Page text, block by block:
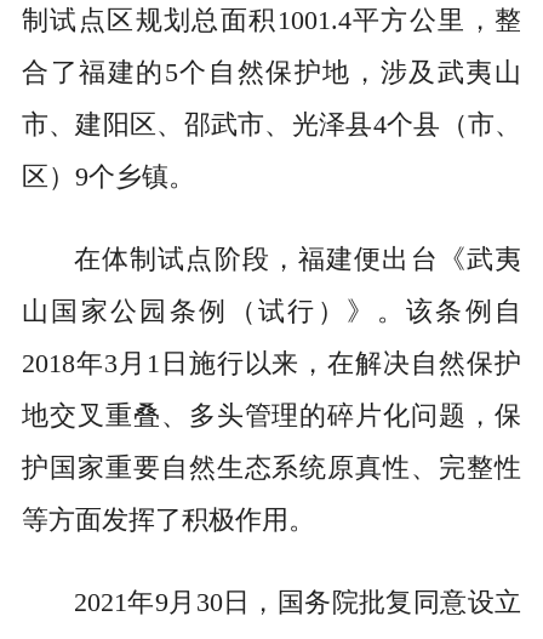
制试点区规划总面积1001.4平方公里，整
合了福建的5个自然保护地，涉及武夷山
市、建阳区、邵武市、光泽县4个县（市、
区）9个乡镇。
在体制试点阶段，福建便出台《武夷
山国家公园条例（试行）》。该条例自
2018年3月1日施行以来，在解决自然保护
地交叉重叠、多头管理的碎片化问题，保
护国家重要自然生态系统原真性、完整性
等方面发挥了积极作用。
2021年9月30日，国务院批复同意设立